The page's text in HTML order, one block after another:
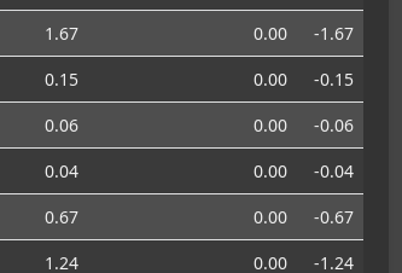
1.67 0.00
-1.67
0.15 0.00
-0.15
0.06 0.00
-0.06
0.04 0.00
-0.04
0.67 0.00
-0.67
1.24 0.00 -1.24